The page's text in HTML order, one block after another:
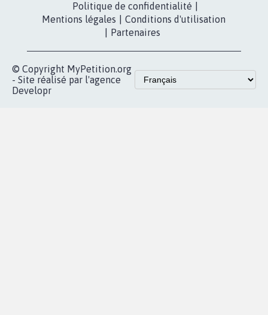
Politique de confidentialité
Mentions légales
Conditions d'utilisation
Partenaires
© Copyright MyPetition.org
- Site réalisé par l'agence
Developr